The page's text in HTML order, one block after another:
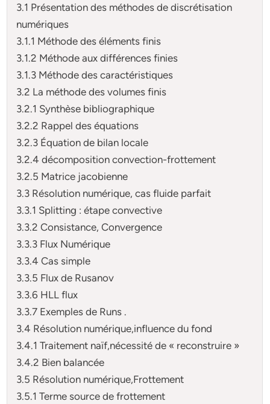
3.1 Présentation des méthodes de discrétisation
numériques
3.1.1 Méthode des éléments finis
3.1.2 Méthode aux différences finies
3.1.3 Méthode des caractéristiques
3.2 La méthode des volumes finis
3.2.1 Synthèse bibliographique
3.2.2 Rappel des équations
3.2.3 Équation de bilan locale
3.2.4 décomposition convection-frottement
3.2.5 Matrice jacobienne
3.3 Résolution numérique, cas fluide parfait
3.3.1 Splitting : étape convective
3.3.2 Consistance, Convergence
3.3.3 Flux Numérique
3.3.4 Cas simple
3.3.5 Flux de Rusanov
3.3.6 HLL flux
3.3.7 Exemples de Runs .
3.4 Résolution numérique,influence du fond
3.4.1 Traitement naïf,nécessité de « reconstruire »
3.4.2 Bien balancée
3.5 Résolution numérique,Frottement
3.5.1 Terme source de frottement